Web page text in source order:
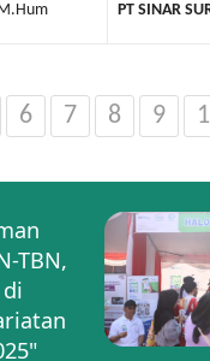
PT SINAR
6 7 8 9
TBN,